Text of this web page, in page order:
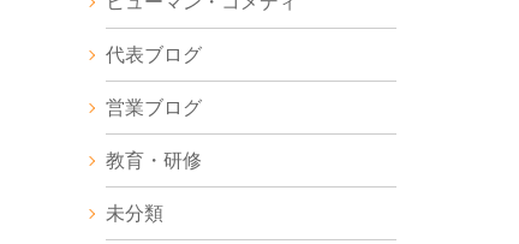
代表ブログ
営業ブログ
教育・研修
未分類